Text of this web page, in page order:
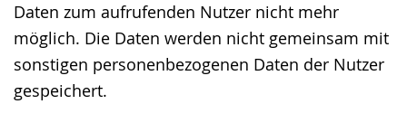
Daten zum aufrufenden Nutzer nicht mehr
möglich. Die Daten werden nicht gemeinsam mit
sonstigen personenbezogenen Daten der Nutzer
gespeichert.